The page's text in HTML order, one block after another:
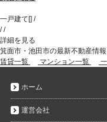
一戸建て [] /
//
詳細を見る
箕面市・池田市の最新不動産情
賃貸一覧
マンション一覧
ホーム
運営会社